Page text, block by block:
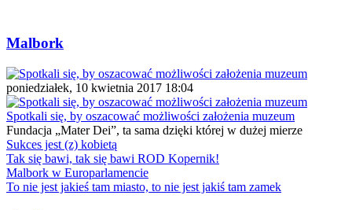
Malbork
poniedziałek, 10 kwietnia 2017 18:04
Spotkali się, by oszacować możliwości założenia muzeum
Fundacja „Mater Dei”, ta sama dzięki której w dużej mierze
Sukces jest (z) kobietą
Tak się bawi, tak się bawi ROD Kopernik!
Malbork w Europarlamencie
To nie jest jakieś tam miasto, to nie jest jakiś tam zamek